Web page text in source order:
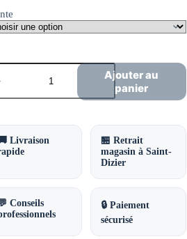
Ajouter au
panier
Livraison
🏪 Retrait
magasin à Saint-
Dizier
Conseils
🔒 Paiement
sécurisé